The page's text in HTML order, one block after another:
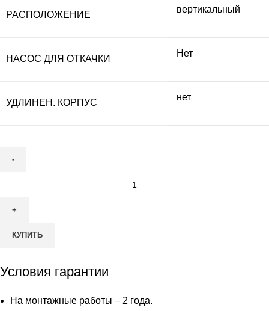
РАСПОЛОЖЕНИЕ
вертикальный
НАСОС ДЛЯ ОТКАЧКИ
Нет
УДЛИНЕН. КОРПУС
нет
Септик
КУПИТЬ
Условия гарантии
На монтажные работы – 2 года.